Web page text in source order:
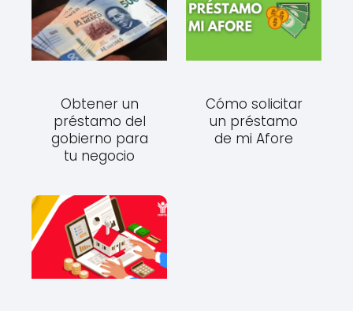
Obtener un
préstamo del
gobierno para
tu negocio
Cómo solicitar
un préstamo
de mi Afore